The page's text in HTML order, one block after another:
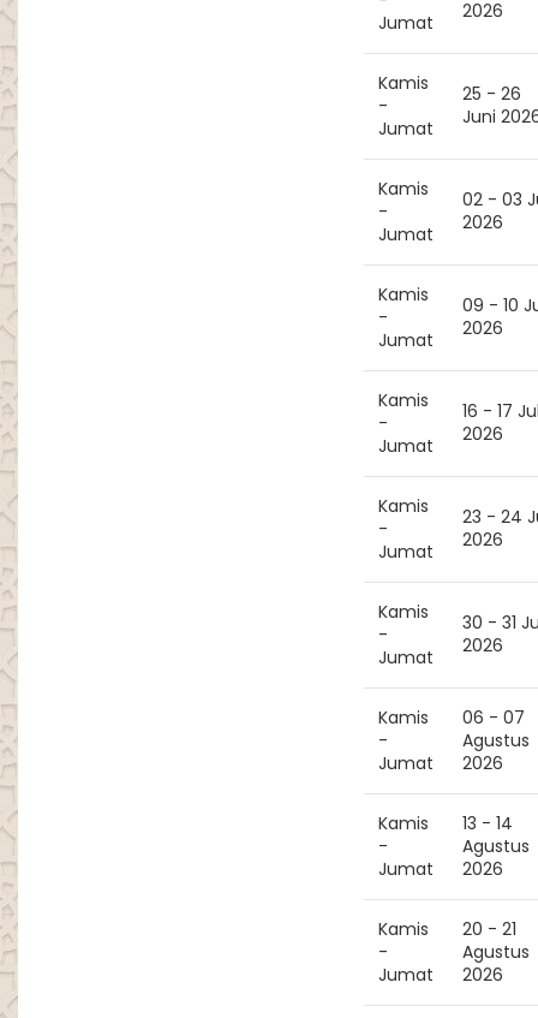
Jumat
2026
Kamis
-
Jumat
25 - 26
Juni
Kamis
-
Jumat
02 - 03
2026
Kamis
-
Jumat
09 - 10
2026
Kamis
-
Jumat
16 - 17
2026
Kamis
-
Jumat
23 - 24
2026
Kamis
-
Jumat
30 - 31
2026
Kamis
-
Jumat
06 - 07
Agustus
2026
Kamis
-
Jumat
13 - 14
Agustus
2026
Kamis
-
Jumat
20 - 21
Agustus
2026